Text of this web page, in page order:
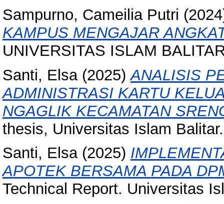
Sampurno, Cameilia Putri
KAMPUS MENGAJAR
UNIVERSITAS ISLAM
Santi, Elsa(2025)ANALISIS
ADMINISTRASI KARTU
NGAGLIK KECAMATAN
thesis, Universitas Islam Balitar.
Santi, Elsa(2025)
APOTEK BERSAMA PADA
Technical Report. Universitas